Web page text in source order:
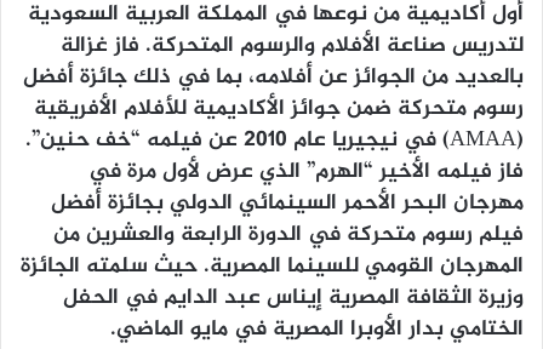
أول أكاديمية من نوعها في المملكة العربية السعودية
لتدريس صناعة الأفلام والرسوم المتحركة. فاز غزالة
بالعديد من الجوائز عن أفلامه، بما في ذلك جائزة أفضل
رسوم متحركة ضمن جوائز الأكاديمية للأفلام الأفريقية
(AMAA) في نيجيريا عام 2010 عن فيلمه “خف حنين”.
فاز فيلمه الأخير “الهرم” الذي عرض لأول مرة في
مهرجان البحر الأحمر السينمائي الدولي بجائزة أفضل
فيلم رسوم متحركة في الدورة الرابعة والعشرين من
المهرجان القومي للسينما المصرية. حيث سلمته الجائزة
وزيرة الثقافة المصرية إيناس عبد الدايم في الحفل
الختامي بدار الأوبرا المصرية في مايو الماضي.